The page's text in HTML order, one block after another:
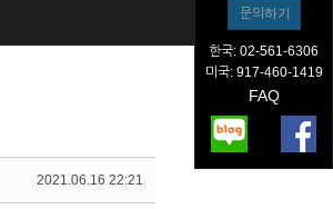
2021.06.16 22:21
한국: 02-561-6306
미국: 917-460-1419
FAQ